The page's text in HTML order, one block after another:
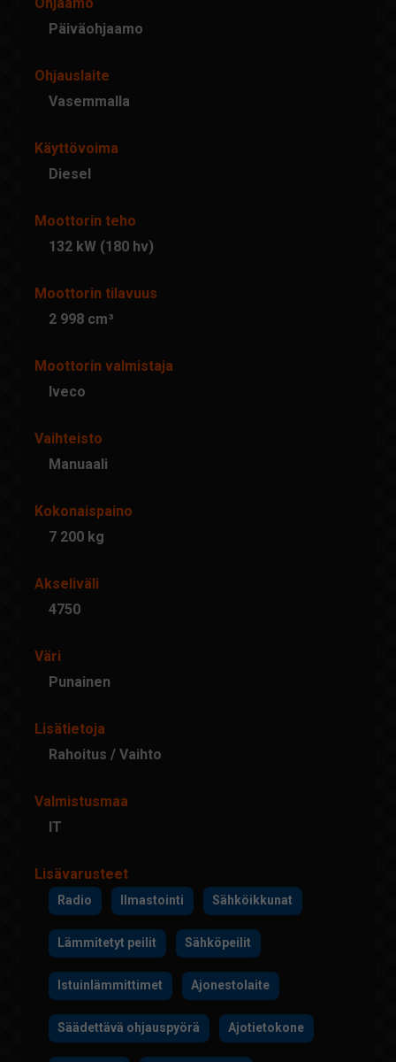
Päiväohjaamo
Ohjauslaite
Vasemmalla
Käyttövoima
Diesel
Moottorin teho
132 kW (180 hv)
Moottorin tilavuus
2 998 cm³
Moottorin valmistaja
Iveco
Vaihteisto
Manuaali
Kokonaispaino
7 200 kg
Akseliväli
4750
Väri
Punainen
Lisätietoja
Rahoitus / Vaihto
Valmistusmaa
IT
Lisävarusteet
Radio Ilmastointi Sähköikkunat
Lämmitetyt peilit Sähköpeilit
Istuinlämmittimet Ajonestolaite
Säädettävä ohjauspyörä Ajotietokone